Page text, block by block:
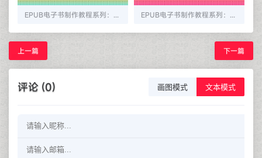
EPUB电子书制作教程系列：sigil中预览模式详解（下） EPUB电子书制作教程系列：sigil中预览模式详解（上）
上一篇 下一篇
评论 (0) 画图模式 文本模式